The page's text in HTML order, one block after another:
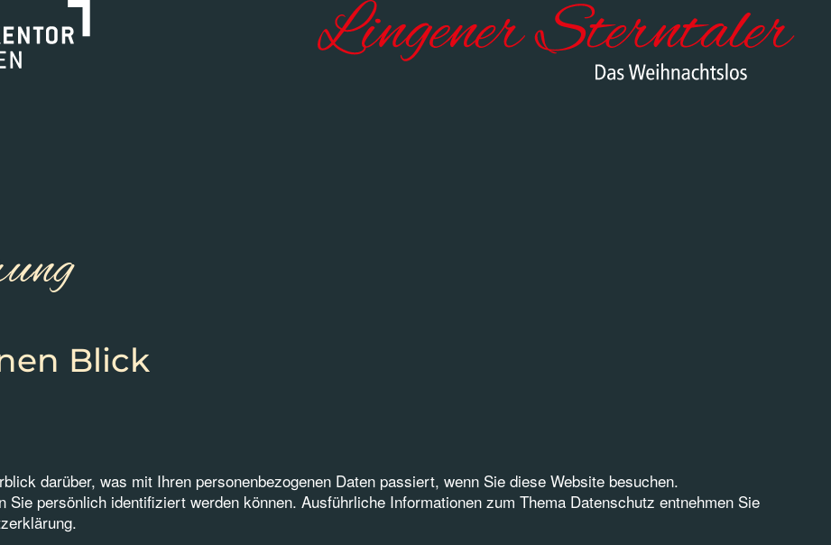
Blick
darüber, was mit Ihren personenbezogenen Daten passiert, wenn Sie diese Website besuchen.
Sie persönlich identifiziert werden können. Ausführliche Informationen zum Thema Datenschutz entnehmen Sie